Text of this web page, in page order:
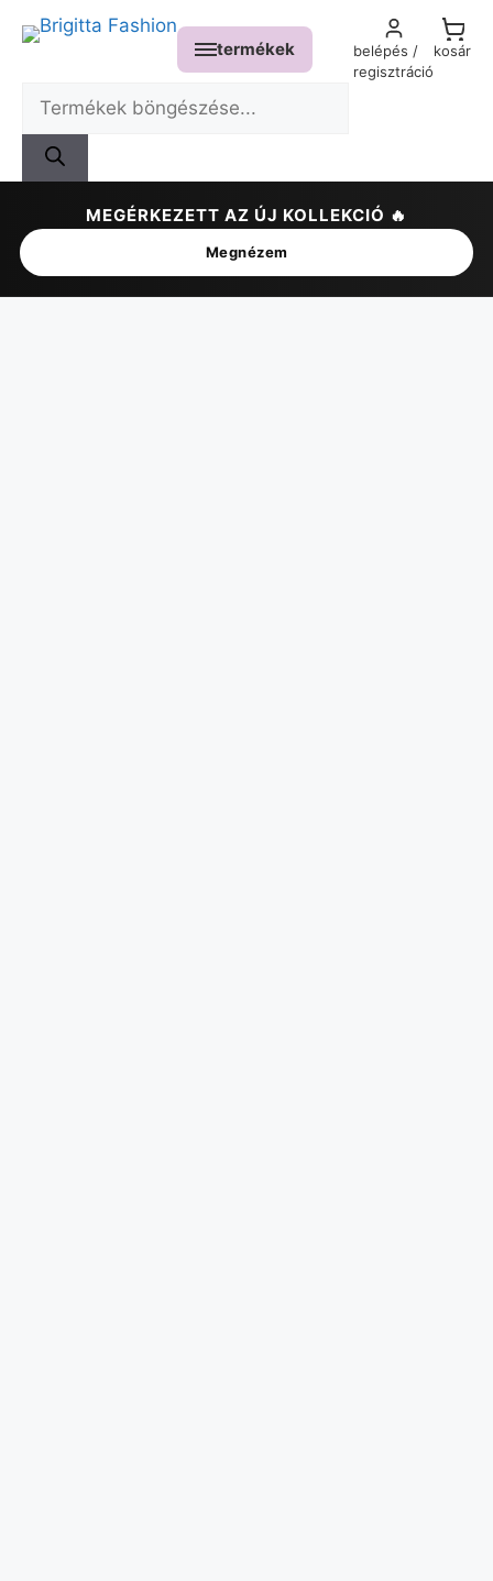
termékek
belépés /
regisztráció
kosár
MEGÉRKEZETT AZ ÚJ KOLLEKCIÓ 🔥
Megnézem